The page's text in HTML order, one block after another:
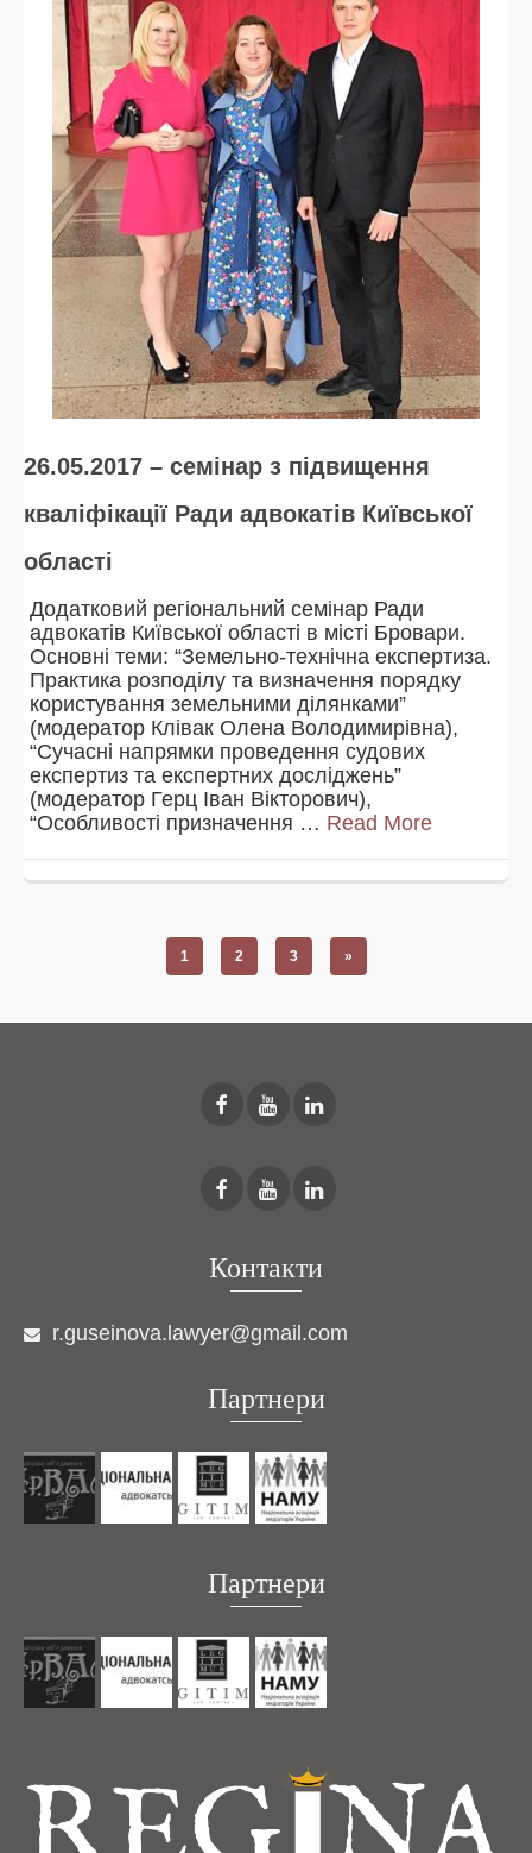
26.05.2017 – семінар з підвищення
кваліфікації Ради адвокатів Київської
області
Додатковий регіональний семінар Ради
адвокатів Київської області в місті Бровари.
Основні теми: “Земельно-технічна експертиза.
Практика розподілу та визначення порядку
користування земельними ділянками”
(модератор Клівак Олена Володимирівна),
“Сучасні напрямки проведення судових
експертиз та експертних досліджень”
(модератор Герц Іван Вікторович),
“Особливості призначення … Read More
1 2 3 »
Контакти
r.guseinova.lawyer@gmail.com
Партнери
Партнери